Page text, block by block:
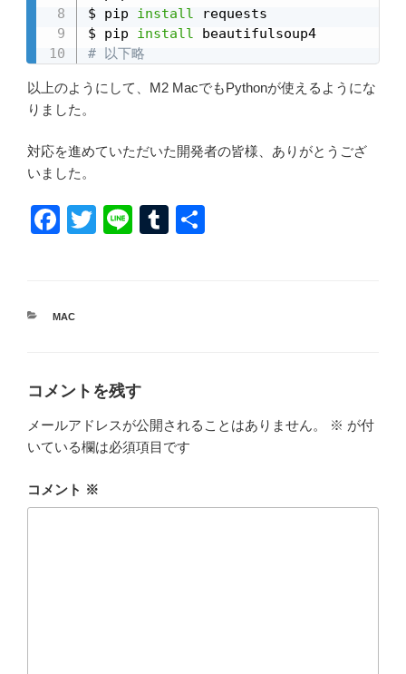
$ pip install requests
$ pip install
# 以下略
以上のようにして、M2 MacでもPythonが使えるようにな
りました。
対応を進めていただいた開発者の皆様、ありがとうござ
いました。
F
e
o
k
T
Li
T
カ
MAC
コメントを残す
メールアドレスが公開されることはありません。 ※ が付
いている欄は必須項目です
コメント ※